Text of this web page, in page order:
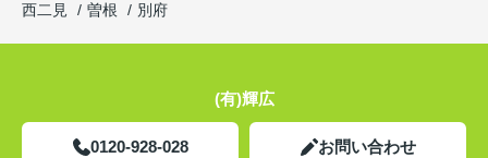
西二見
曽根 別府
(有)輝広
0120-928-028 お問い合わせ